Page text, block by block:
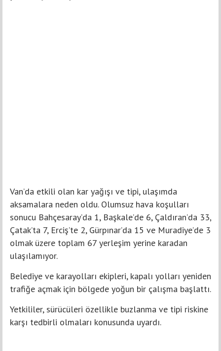
Van’da etkili olan kar yağışı ve tipi, ulaşımda
aksamalara neden oldu. Olumsuz hava koşulları
sonucu Bahçesaray’da 1, Başkale’de 6, Çaldıran’da 33,
Çatak’ta 7, Erciş’te 2, Gürpınar’da 15 ve Muradiye’de 3
olmak üzere toplam 67 yerleşim yerine karadan
ulaşılamıyor.
Belediye ve karayolları ekipleri, kapalı yolları yeniden
trafiğe açmak için bölgede yoğun bir çalışma başlattı.
Yetkililer, sürücüleri özellikle buzlanma ve tipi riskine
karşı tedbirli olmaları konusunda uyardı.